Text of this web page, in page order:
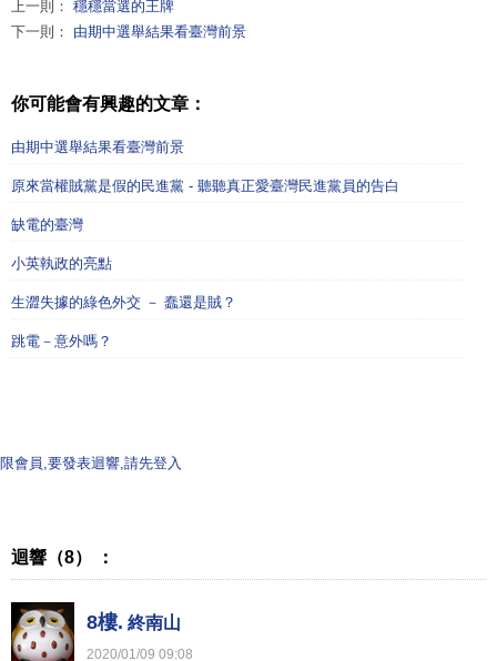
上一則： 穩穩當選的王牌
下一則： 由期中選舉結果看臺灣前景
你可能會有興趣的文章：
由期中選舉結果看臺灣前景
原來當權賊黨是假的民進黨 - 聽聽真正愛臺灣民進黨員的告白
缺電的臺灣
小英執政的亮點
生澀失據的綠色外交 － 蠢還是賊？
跳電－意外嗎？
限會員,要發表迴響,請先登入
迴響（8） ：
8樓. 終南山
2020/01/09 09:08